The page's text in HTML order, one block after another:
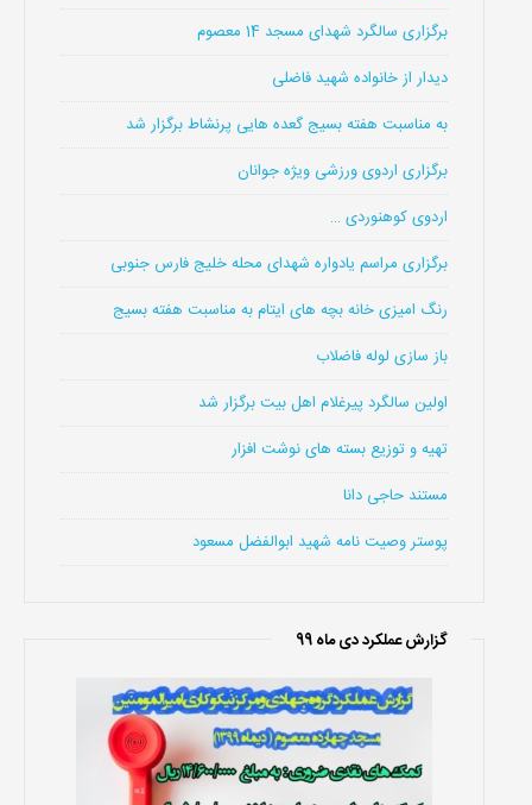
برگزاری سالگرد شهدای مسجد 14 معصوم
دیدار از خانواده شهید فاضلی
به مناسبت هفته بسیج گعده هایی پرنشاط برگزار شد
برگزاری اردوی ورزشی ویژه جوانان
اردوی کوهنوردی …
برگزاری مراسم یادواره شهدای محله خلیج فارس جنوبی
رنگ امیزی خانه بچه های ایتام به مناسبت هفته بسیج
باز سازی لوله فاضلاب
اولین سالگرد پیرغلام اهل بیت برگزار شد
تهیه و توزیع بسته های نوشت افزار
مستند حاجی دانا
پوستر وصیت نامه شهید ابوالفضل مسعود
گزارش عملکرد دی ماه 99